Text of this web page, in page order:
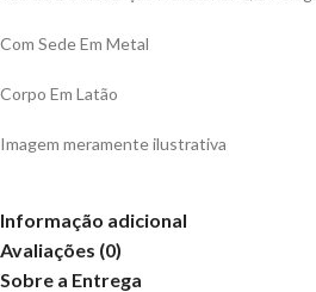
Com Sede Em Metal
Corpo Em Latão
Imagem meramente ilustrativa
Informação adicional
Avaliações (0)
Sobre a Entrega